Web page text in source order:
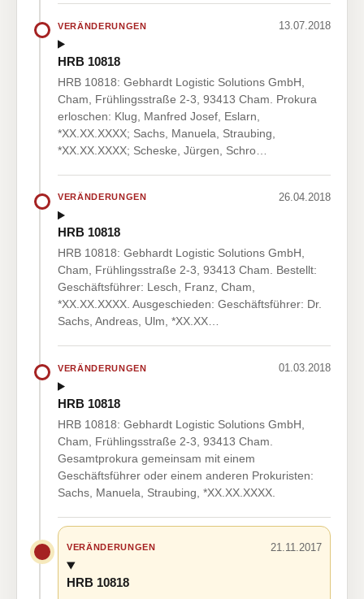
VERÄNDERUNGEN 13.07.2018
HRB 10818
HRB 10818: Gebhardt Logistic Solutions GmbH,
Cham, Frühlingsstraße 2-3, 93413 Cham. Prokura
erloschen: Klug, Manfred Josef, Eslarn,
*XX.XX.XXXX; Sachs, Manuela, Straubing,
*XX.XX.XXXX; Scheske, Jürgen, Schro…
VERÄNDERUNGEN 26.04.2018
HRB 10818
HRB 10818: Gebhardt Logistic Solutions GmbH,
Cham, Frühlingsstraße 2-3, 93413 Cham. Bestellt:
Geschäftsführer: Lesch, Franz, Cham,
*XX.XX.XXXX. Ausgeschieden: Geschäftsführer: Dr.
Sachs, Andreas, Ulm, *XX.XX…
VERÄNDERUNGEN 01.03.2018
HRB 10818
HRB 10818: Gebhardt Logistic Solutions GmbH,
Cham, Frühlingsstraße 2-3, 93413 Cham.
Gesamtprokura gemeinsam mit einem
Geschäftsführer oder einem anderen Prokuristen:
Sachs, Manuela, Straubing, *XX.XX.XXXX.
VERÄNDERUNGEN 21.11.2017
HRB 10818